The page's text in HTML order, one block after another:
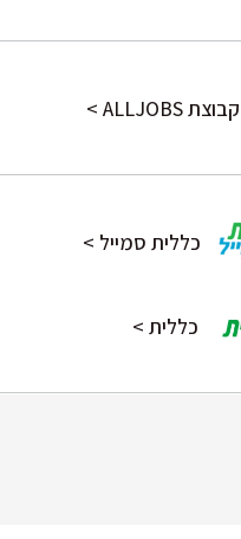
קבוצת ALLJOBS >
כללית סמייל >
כללית >